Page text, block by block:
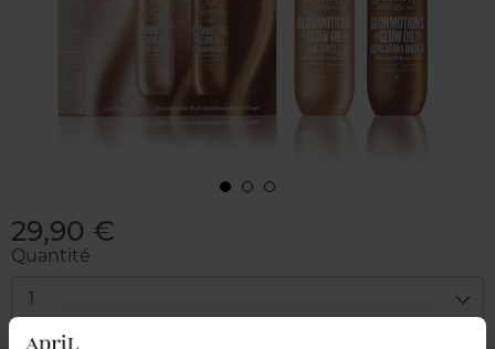
29,90 €
Quantité
1